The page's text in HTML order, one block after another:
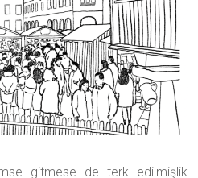
gitmese de terk edilmişlik